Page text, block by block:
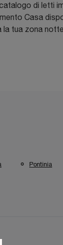
di letti
Casa
tua zona
Pontinia